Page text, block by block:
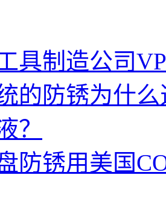
具制造公司
的防锈为什么
？
防锈用美国